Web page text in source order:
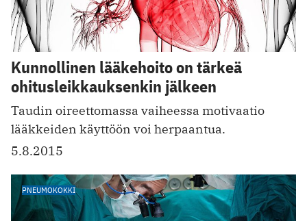
Kunnollinen lääkehoito on tärkeä
ohitusleikkauksenkin jälkeen
Taudin oireettomassa vaiheessa motivaatio
lääkkeiden käyttöön voi herpaantua.
5.8.2015
PNEUMOKOKKI